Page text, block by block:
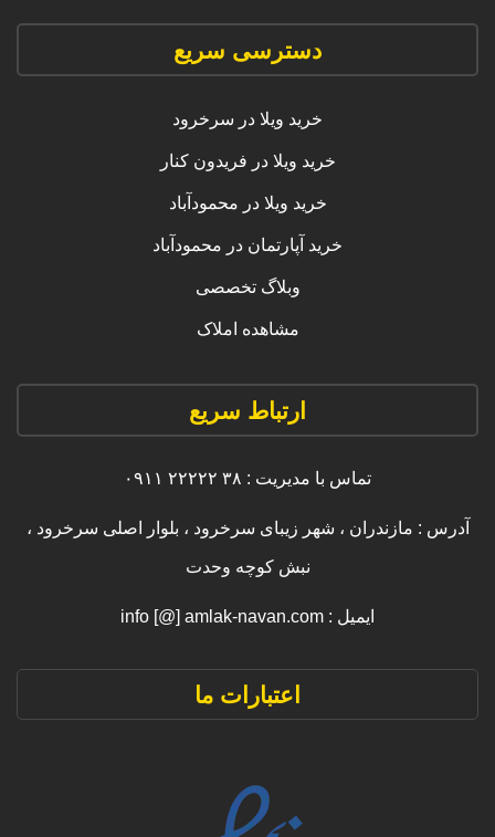
دسترسی سریع
خرید ویلا در سرخرود
خرید ویلا در فریدون کنار
خرید ویلا در محمودآباد
خرید آپارتمان در محمودآباد
وبلاگ تخصصی
مشاهده املاک
ارتباط سریع
تماس با مدیریت : ۳۸ ۲۲۲۲۲ ۰۹۱۱
آدرس : مازندران ، شهر زیبای سرخرود ، بلوار اصلی سرخرود ،
نبش کوچه وحدت
ایمیل : info [@] amlak-navan.com
اعتبارات ما